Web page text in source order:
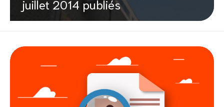
juillet 2014 publiés